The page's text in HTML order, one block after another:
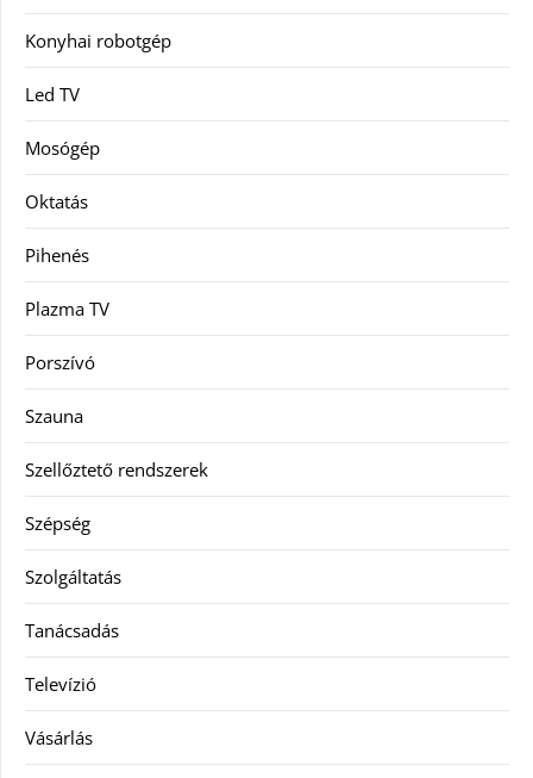
Konyhai robotgép
Led TV
Mosógép
Oktatás
Pihenés
Plazma TV
Porszívó
Szauna
Szellőztető rendszerek
Szépség
Szolgáltatás
Tanácsadás
Televízió
Vásárlás